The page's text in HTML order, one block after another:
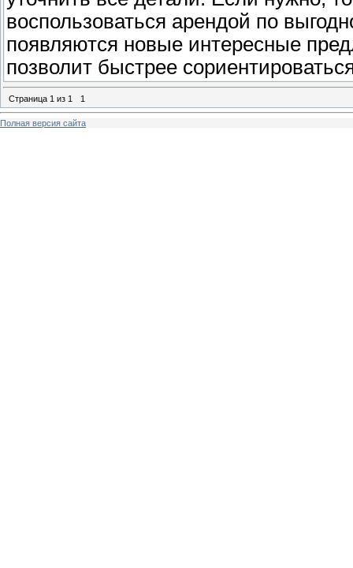
воспользоваться арендой по
появляются новые интересные
позволит быстрее
Страница 1 из 1 1
Полная версия сайта